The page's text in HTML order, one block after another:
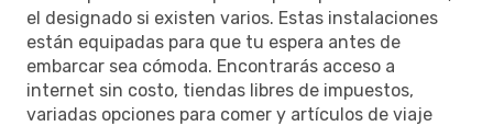
el designado si existen varios. Estas instalaciones
están equipadas para que tu espera antes de
embarcar sea cómoda. Encontrarás acceso a
internet sin costo, tiendas libres de impuestos,
variadas opciones para comer y artículos de viaje